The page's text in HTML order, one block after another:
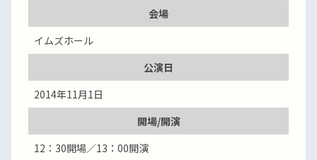
会場
イムズホール
公演日
2014年11月1日
開場/開演
12：30開場／13：00開演